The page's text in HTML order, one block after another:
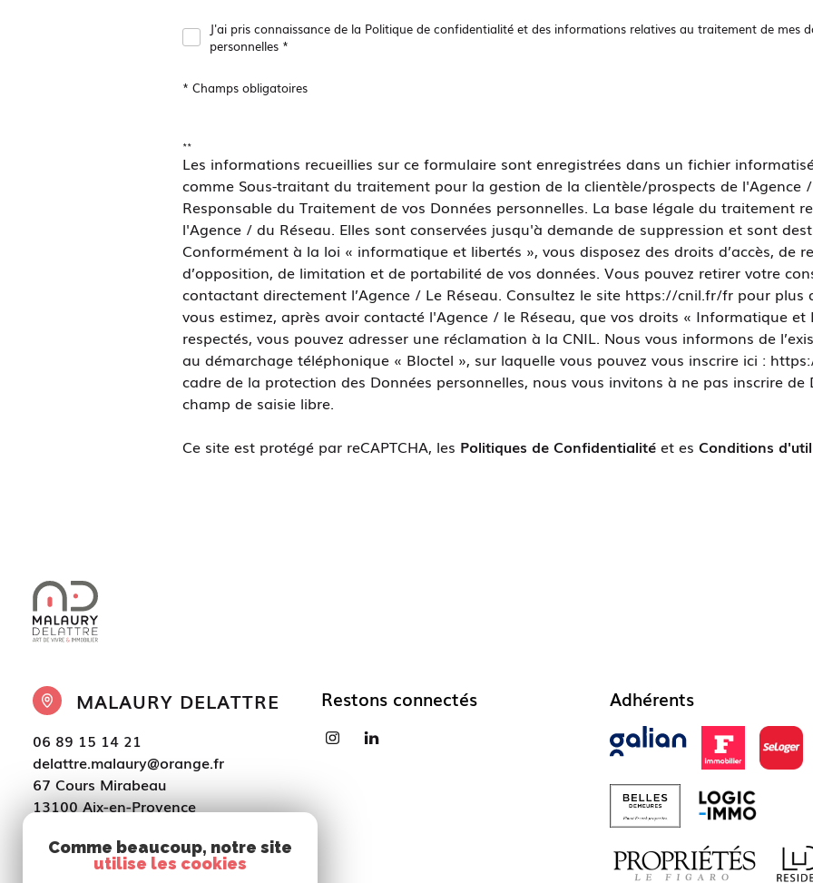
J'ai pris connaissance de la Politique de confidentialité et des informations relatives au traitement de mes
personnelles *
* Champs obligatoires
**
Les informations recueillies sur ce formulaire sont enregistrées dans un fichier
comme Sous-traitant du traitement pour la gestion de la clientèle/prospects de l'Agence
Responsable du Traitement de vos Données personnelles. La base légale du traitement
l'Agence / du Réseau. Elles sont conservées jusqu'à demande de suppression et sont
Conformément à la loi « informatique et libertés », vous disposez des droits d’accès, de
d’opposition, de limitation et de portabilité de vos données. Vous pouvez retirer votre
contactant directement l’Agence / Le Réseau. Consultez le site https://cnil.fr/fr pour plus
vous estimez, après avoir contacté l'Agence / le Réseau, que vos droits « Informatique et
respectés, vous pouvez adresser une réclamation à la CNIL. Nous vous informons de
au démarchage téléphonique « Bloctel », sur laquelle vous pouvez vous inscrire ici :
cadre de la protection des Données personnelles, nous vous invitons à ne pas inscrire de
champ de saisie libre.
Ce site est protégé par reCAPTCHA, les Politiques de Confidentialité et es Conditions
MALAURY DELATTRE
06 89 15 14 21
delattre.malaury@orange.fr
67 Cours Mirabeau
13100 Aix-en-Provence
Restons connectés Adhérents
Comme beaucoup, notre site
utilise les cookies